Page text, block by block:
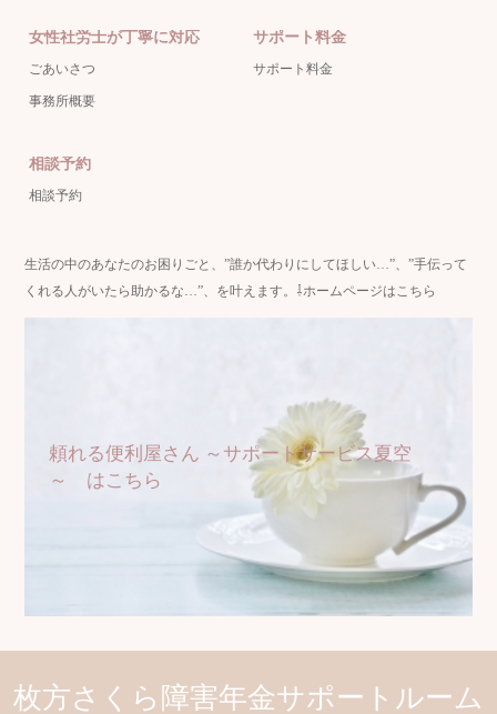
女性社労士が丁寧に対応
ごあいさつ
事務所概要
サポート料金
サポート料金
相談予約
相談予約
生活の中のあなたのお困りごと、”誰か代わりにしてほしい…”、”手伝って
くれる人がいたら助かるな…”、を叶えます。⇩ホームページはこちら
頼れる便利屋さん ～サポートサービス夏空
～ はこちら
枚方さくら障害年金サポートルーム